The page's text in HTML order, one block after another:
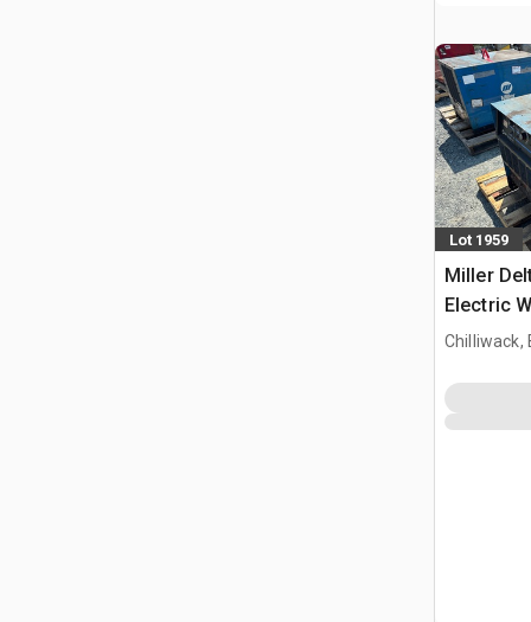
Lot 1959
Miller
Electric
Chilliwack,